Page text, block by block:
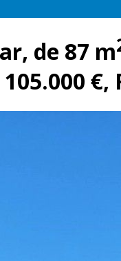
de 87 m
€,